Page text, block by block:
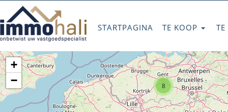
STARTPAGINA TE KOOP
8
+
−